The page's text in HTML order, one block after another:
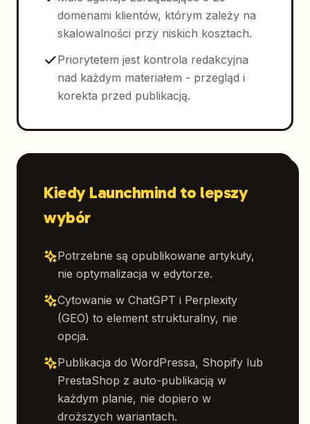
domenami klientów, którym zależy na
skalowalności przy niskich kosztach.
Priorytetem jest kontrola redakcyjna
nad każdym materiałem - przegląd i
korekta przed publikacją.
Kiedy Launchmind to lepszy
wybór
Potrzebne są opublikowane artykuły,
nie optymalizacja w edytorze.
Cytowanie w ChatGPT i Perplexity
(GEO) to element strukturalny, nie
opcja.
Publikacja do WordPressa, Shopify lub
PrestaShop z auto-publikacją w
każdym planie, nie dopiero w
droższych wariantach.